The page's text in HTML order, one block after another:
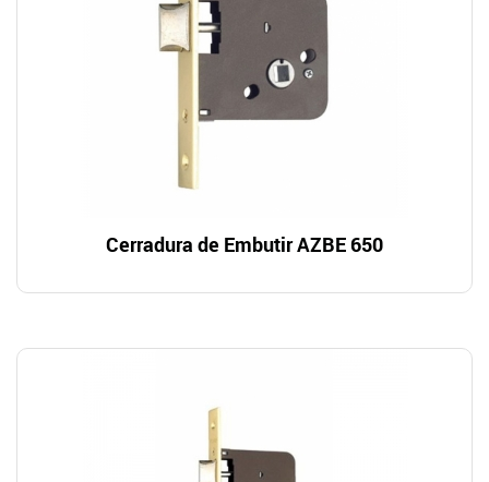
Cerradura de Embutir AZBE 650